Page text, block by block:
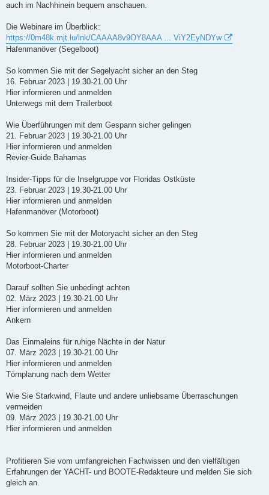
auch im Nachhinein bequem anschauen.
Die Webinare im Überblick:
https://0m48k.mjt.lu/lnk/CAAAA8v9OY8AAA ... ViY2EyNDYw
Hafenmanöver (Segelboot)
So kommen Sie mit der Segelyacht sicher an den Steg
16. Februar 2023 | 19.30-21.00 Uhr
Hier informieren und anmelden
Unterwegs mit dem Trailerboot
Wie Überführungen mit dem Gespann sicher gelingen
21. Februar 2023 | 19.30-21.00 Uhr
Hier informieren und anmelden
Revier-Guide Bahamas
Insider-Tipps für die Inselgruppe vor Floridas Ostküste
23. Februar 2023 | 19.30-21.00 Uhr
Hier informieren und anmelden
Hafenmanöver (Motorboot)
So kommen Sie mit der Motoryacht sicher an den Steg
28. Februar 2023 | 19.30-21.00 Uhr
Hier informieren und anmelden
Motorboot-Charter
Darauf sollten Sie unbedingt achten
02. März 2023 | 19.30-21.00 Uhr
Hier informieren und anmelden
Ankern
Das Einmaleins für ruhige Nächte in der Natur
07. März 2023 | 19.30-21.00 Uhr
Hier informieren und anmelden
Törnplanung nach dem Wetter
Wie Sie Starkwind, Flaute und andere unliebsame Überraschungen
vermeiden
09. März 2023 | 19.30-21.00 Uhr
Hier informieren und anmelden
Profitieren Sie vom umfangreichen Fachwissen und den vielfältigen
Erfahrungen der YACHT- und BOOTE-Redakteure und melden Sie sich
gleich an.